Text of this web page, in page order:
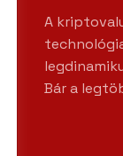
A
Bár a